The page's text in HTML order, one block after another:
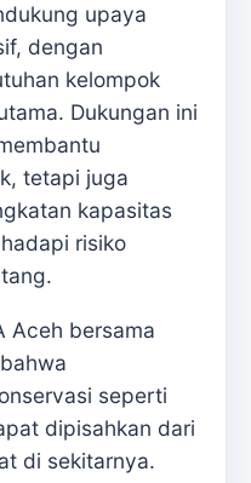
upaya
dengan
kelompok
Dukungan ini
tetapi juga
kapasitas
risiko
Aceh bersama
seperti
dipisahkan dari
di sekitarnya.